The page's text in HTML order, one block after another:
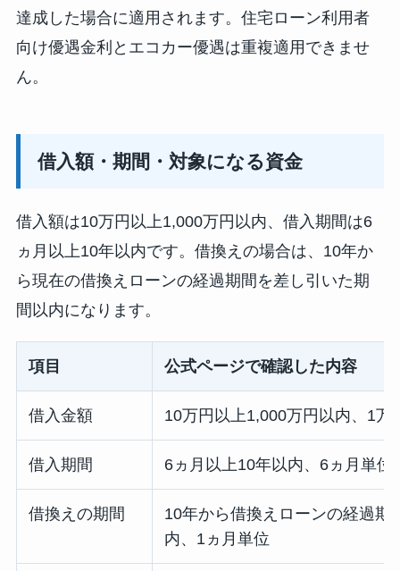
達成した場合に適用されます。住宅ローン利用者
向け優遇金利とエコカー優遇は重複適用できませ
ん。
借入額・期間・対象になる資金
借入額は10万円以上1,000万円以内、借入期間は6
ヵ月以上10年以内です。借換えの場合は、10年か
ら現在の借換えローンの経過期間を差し引いた期
間以内になります。
項目 公式ページで確認した内容
借入金額 10万円以上1,000万円以内、1万
借入期間 6ヵ月以上10年以内、6ヵ月単位
借換えの期間
10年から借換えローンの経過期
内、1ヵ月単位